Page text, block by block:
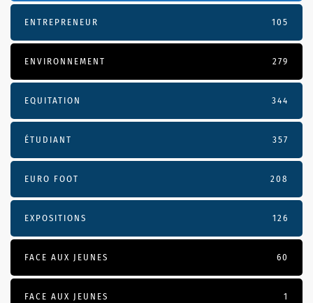
ENTREPRENEUR 105
ENVIRONNEMENT 279
EQUITATION 344
ÉTUDIANT 357
EURO FOOT 208
EXPOSITIONS 126
FACE AUX JEUNES 60
FACE AUX JEUNES 1